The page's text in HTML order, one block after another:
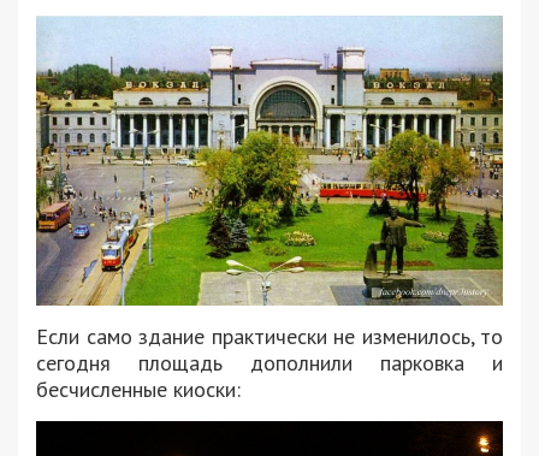
Если само здание практически не изменилось, то
сегодня площадь дополнили парковка и
бесчисленные киоски: